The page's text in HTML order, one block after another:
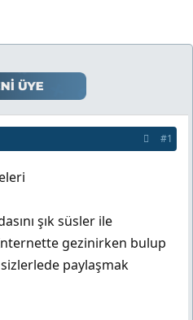
#1
şık süsler ile
gezinirken bulup
sizlerlede paylaşmak